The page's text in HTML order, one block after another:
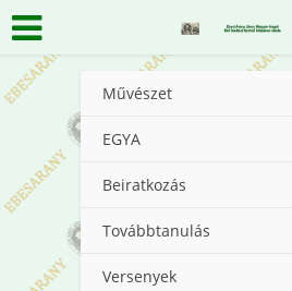
Művészet
EGYA
Beiratkozás
Továbbtanulás
Versenyek